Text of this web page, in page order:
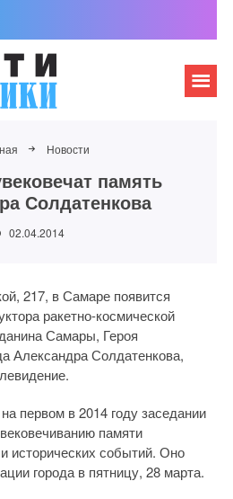
Новости
память
Солдатенкова
02.04.2014
217, в Самаре появится
ракетно-космической
Самары, Героя
Александра Солдатенкова,
первом в 2014 году заседании
памяти
исторических событий. Оно
города в пятницу, 28 марта.